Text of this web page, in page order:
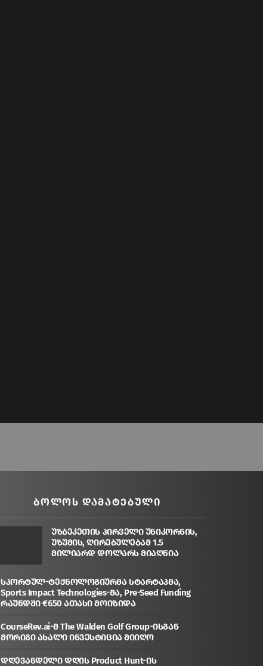
ᲑᲝᲚᲝᲡ ᲓᲐᲛᲐᲢᲔᲑᲣᲚᲘ
უზბეკეთის პირველი უნიკორნის,
უზუმის, ღირებულებამ 1.5
მილიარდ დოლარს მიაღწია
სპორტულ-ტექნოლოგიურმა სტარტაპმა,
Sports Impact Technologies-მა, Pre-Seed Funding
რაუნდში €650 ათასი მოიზიდა
CourseRev.ai-მ The Walden Golf Group-ისგან
მორიგი ახალი ინვესტიცია მიიღო
დღევანდელი დღის Product Hunt-ის